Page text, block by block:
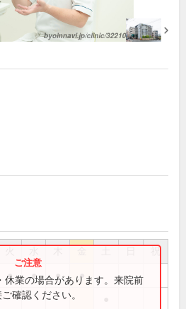
祝
● ● ● ●
休業の場合があります。来院前
確認ください。